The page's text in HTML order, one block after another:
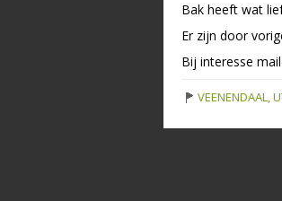
Bak heeft wat
Er zijn door
Bij interesse
VEENENDAAL,